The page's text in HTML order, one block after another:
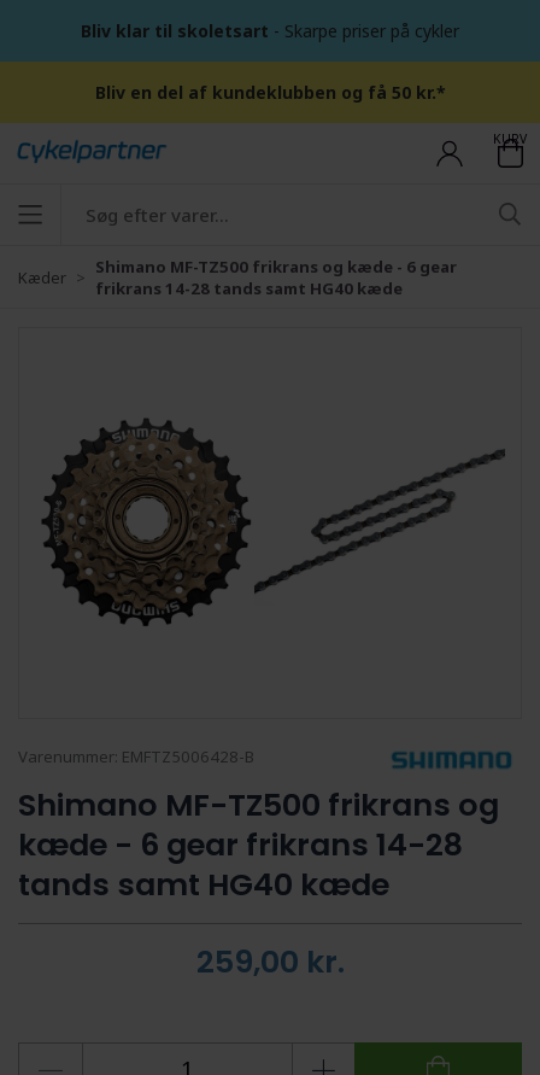
Bliv klar til skoletsart - Skarpe priser på cykler
Bliv en del af kundeklubben og få 50 kr.*
KURV
Kæder
Shimano MF-TZ500 frikrans og kæde - 6 gear
frikrans 14-28 tands samt HG40 kæde
Varenummer: EMFTZ5006428-B
Shimano MF-TZ500 frikrans og
kæde - 6 gear frikrans 14-28
tands samt HG40 kæde
259,00 kr.